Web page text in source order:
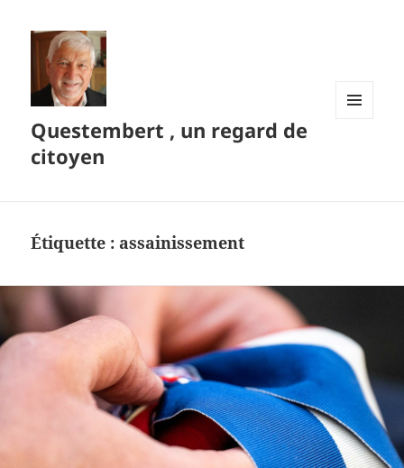
Questembert , un regard de
citoyen
Étiquette : assainissement